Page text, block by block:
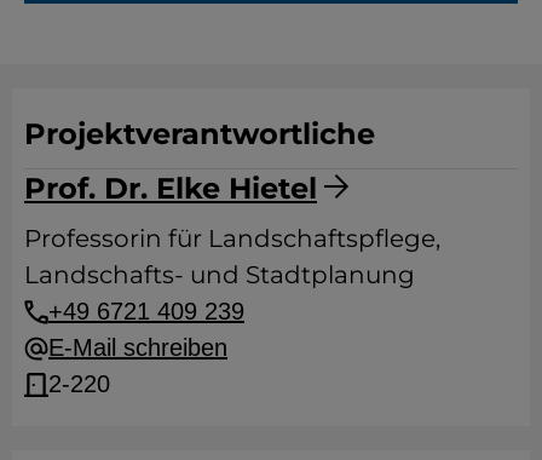
Prof. Dr. Elke Hietel
Projektverantwortliche
Professorin für Landschaftspflege,
Landschafts- und Stadtplanung
+49 6721 409 239
E-Mail schreiben
2-220